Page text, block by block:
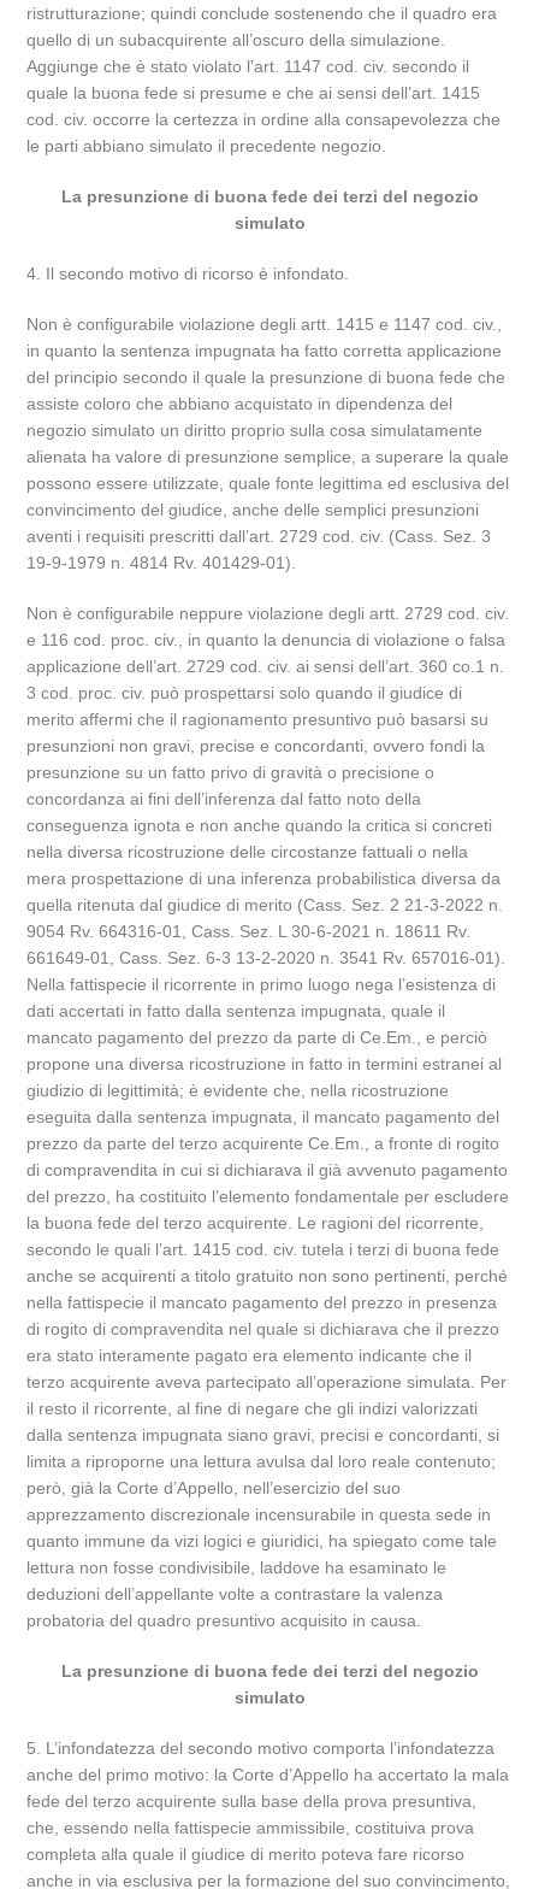
ristrutturazione; quindi conclude sostenendo che il quadro era
quello di un subacquirente all’oscuro della simulazione.
Aggiunge che è stato violato l’art. 1147 cod. civ. secondo il
quale la buona fede si presume e che ai sensi dell’art. 1415
cod. civ. occorre la certezza in ordine alla consapevolezza che
le parti abbiano simulato il precedente negozio.
La presunzione di buona fede dei terzi del negozio
simulato
4. Il secondo motivo di ricorso è infondato.
Non è configurabile violazione degli artt. 1415 e 1147 cod. civ.,
in quanto la sentenza impugnata ha fatto corretta applicazione
del principio secondo il quale la presunzione di buona fede che
assiste coloro che abbiano acquistato in dipendenza del
negozio simulato un diritto proprio sulla cosa simulatamente
alienata ha valore di presunzione semplice, a superare la quale
possono essere utilizzate, quale fonte legittima ed esclusiva del
convincimento del giudice, anche delle semplici presunzioni
aventi i requisiti prescritti dall’art. 2729 cod. civ. (Cass. Sez. 3
19-9-1979 n. 4814 Rv. 401429-01).
Non è configurabile neppure violazione degli artt. 2729 cod. civ.
e 116 cod. proc. civ., in quanto la denuncia di violazione o falsa
applicazione dell’art. 2729 cod. civ. ai sensi dell’art. 360 co.1 n.
3 cod. proc. civ. può prospettarsi solo quando il giudice di
merito affermi che il ragionamento presuntivo può basarsi su
presunzioni non gravi, precise e concordanti, ovvero fondi la
presunzione su un fatto privo di gravità o precisione o
concordanza ai fini dell’inferenza dal fatto noto della
conseguenza ignota e non anche quando la critica si concreti
nella diversa ricostruzione delle circostanze fattuali o nella
mera prospettazione di una inferenza probabilistica diversa da
quella ritenuta dal giudice di merito (Cass. Sez. 2 21-3-2022 n.
9054 Rv. 664316-01, Cass. Sez. L 30-6-2021 n. 18611 Rv.
661649-01, Cass. Sez. 6-3 13-2-2020 n. 3541 Rv. 657016-01).
Nella fattispecie il ricorrente in primo luogo nega l’esistenza di
dati accertati in fatto dalla sentenza impugnata, quale il
mancato pagamento del prezzo da parte di Ce.Em., e perciò
propone una diversa ricostruzione in fatto in termini estranei al
giudizio di legittimità; è evidente che, nella ricostruzione
eseguita dalla sentenza impugnata, il mancato pagamento del
prezzo da parte del terzo acquirente Ce.Em., a fronte di rogito
di compravendita in cui si dichiarava il già avvenuto pagamento
del prezzo, ha costituito l’elemento fondamentale per escludere
la buona fede del terzo acquirente. Le ragioni del ricorrente,
secondo le quali l’art. 1415 cod. civ. tutela i terzi di buona fede
anche se acquirenti a titolo gratuito non sono pertinenti, perché
nella fattispecie il mancato pagamento del prezzo in presenza
di rogito di compravendita nel quale si dichiarava che il prezzo
era stato interamente pagato era elemento indicante che il
terzo acquirente aveva partecipato all’operazione simulata. Per
il resto il ricorrente, al fine di negare che gli indizi valorizzati
dalla sentenza impugnata siano gravi, precisi e concordanti, si
limita a riproporne una lettura avulsa dal loro reale contenuto;
però, già la Corte d’Appello, nell’esercizio del suo
apprezzamento discrezionale incensurabile in questa sede in
quanto immune da vizi logici e giuridici, ha spiegato come tale
lettura non fosse condivisibile, laddove ha esaminato le
deduzioni dell’appellante volte a contrastare la valenza
probatoria del quadro presuntivo acquisito in causa.
La presunzione di buona fede dei terzi del negozio
simulato
5. L’infondatezza del secondo motivo comporta l’infondatezza
anche del primo motivo: la Corte d’Appello ha accertato la mala
fede del terzo acquirente sulla base della prova presuntiva,
che, essendo nella fattispecie ammissibile, costituiva prova
completa alla quale il giudice di merito poteva fare ricorso
anche in via esclusiva per la formazione del suo convincimento,